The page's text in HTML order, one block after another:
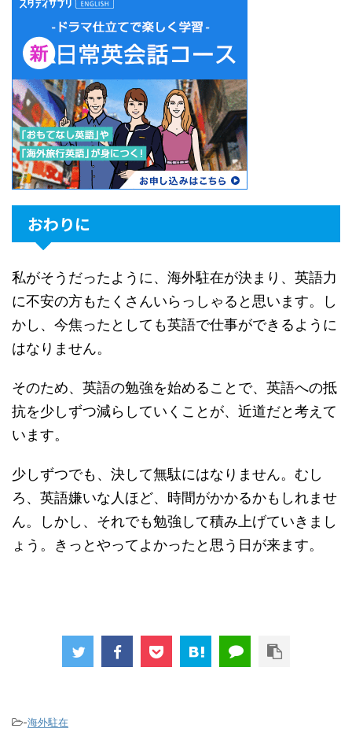
おわりに
私がそうだったように、海外駐在が決まり、英語力
に不安の方もたくさんいらっしゃると思います。し
かし、今焦ったとしても英語で仕事ができるように
はなりません。
そのため、英語の勉強を始めることで、英語への抵
抗を少しずつ減らしていくことが、近道だと考えて
います。
少しずつでも、決して無駄にはなりません。むし
ろ、英語嫌いな人ほど、時間がかかるかもしれませ
ん。しかし、それでも勉強して積み上げていきまし
ょう。きっとやってよかったと思う日が来ます。
-海外駐在